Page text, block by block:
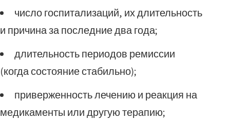
число госпитализаций, их длительность
и причина за последние два года;
длительность периодов ремиссии
(когда состояние стабильно);
приверженность лечению и реакция на
медикаменты или другую терапию;